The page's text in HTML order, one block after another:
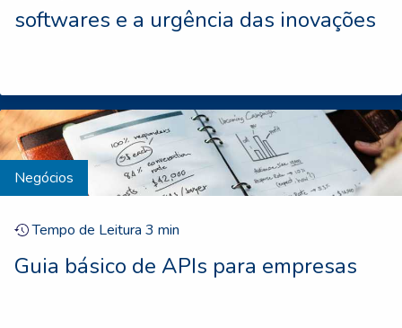
softwares e a urgência das inovações
Negócios
Tempo de Leitura 3 min
Guia básico de APIs para empresas